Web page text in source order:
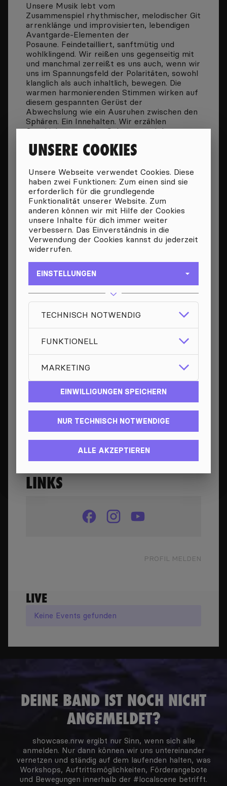
Unsere Musik lebt vom
Zusammenspiel rhythmischer, melodischer Git
arrenklänge und improvisierten, lebendigen
Avantgarde-Elementen der
Posaune. Feindetailliert, sanftmütig und
wohlklingend. Wir reißen uns gegenseitig mit
und manchmal zerreißt es uns auch, wenn wir
uns im Spannungsfeld der Polaritäten, sowohl
klanglich als auch inhaltlich, bewegen. Die
warmen harmonierenden Stimmen wirken auf
diesem gespannten Gerüst der
Abwechslung wie ein Ausruhen zwischen den
Sphären. Ein Innehalten. Wir erzählen
Geschichten von der Schwere und der
GRÜNDUNGSJAHR
2004
DURCHSCHNITTLICHER JAHRGANG
1995
FÜR KONZERT ANFRAGEN
FREUNDSCHAFTSANFRAGE
NACHRICHT SCHREIBEN
SONGS
BESETZUNG
JULIKA
LINKS
PROFIL MELDEN
LIVE
Keine Events gefunden
DEINE BAND IST NOCH NICHT
ANGEMELDET?
showcase.nrw ergibt nur Sinn, wenn sich alle
anmelden. Nur dann können wir uns untereinander
vernetzen und ständig auf dem laufenden halten, was
Workshops, Auftrittsmöglichkeiten, Förderangebote
und Bewegungen innerhalb der #localscene betrifft.
UNSERE COOKIES
Unsere Webseite verwendet Cookies. Diese
haben zwei Funktionen: Zum einen sind sie
erforderlich für die grundlegende
Funktionalität unserer Website. Zum
anderen können wir mit Hilfe der Cookies
unsere Inhalte für dich immer weiter
verbessern. Das Einverständnis in die
Verwendung der Cookies kannst du jederzeit
widerrufen.
EINSTELLUNGEN
TECHNISCH NOTWENDIG
FUNKTIONELL
MARKETING
EINWILLIGUNGEN SPEICHERN
NUR TECHNISCH NOTWENDIGE
ALLE AKZEPTIEREN